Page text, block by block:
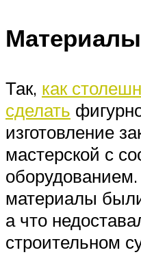
Материалы
Так, как
сделать
изготовление
мастерской с
материалы
а что
строительном